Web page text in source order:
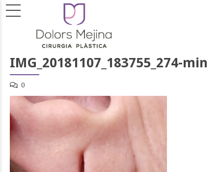
IMG_20181107_183755_274-min
0